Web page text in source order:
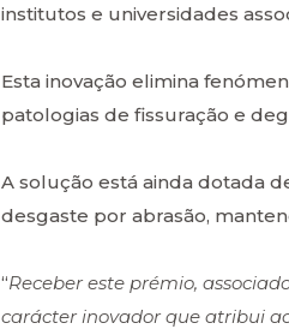
institutos e universidades
Esta inovação elimina
patologias de fissuração e
A solução está ainda dotada
desgaste por abrasão,
“Receber este prémio,
carácter inovador que atribui